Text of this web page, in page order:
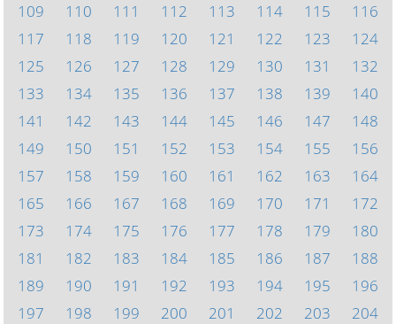
109
110 111 112 113 114 115
116
117
118 119 120 121 122 123
124
125
126 127 128 129 130 131
132
133
134 135 136 137 138 139
140
141
142 143 144 145 146 147
148
149
150 151 152 153 154 155
156
157
158 159 160 161 162 163
164
165
166 167 168 169 170 171
172
173
174 175 176 177 178 179
180
181
182 183 184 185 186 187
188
189
190 191 192 193 194 195
196
197
198 199 200 201 202 203
204